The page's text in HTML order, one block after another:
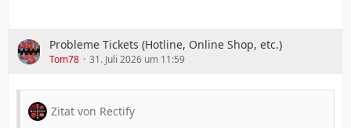
Probleme Tickets (Hotline, Online Shop, etc.)
Tom78 31. Juli 2026 um 11:59
Zitat von Rectify